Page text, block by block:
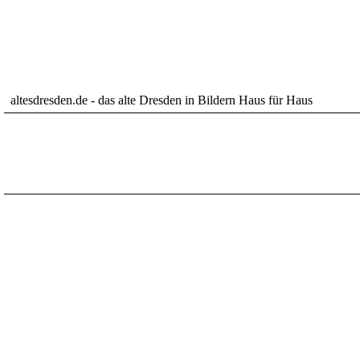
altesdresden.de - das alte Dresden in Bildern Haus für Haus